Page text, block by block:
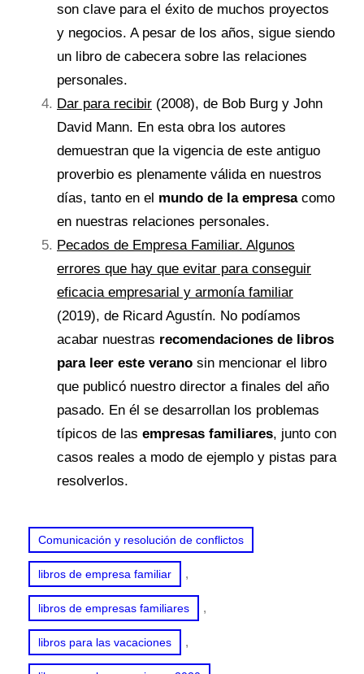
son clave para el éxito de muchos proyectos
y negocios. A pesar de los años, sigue siendo
un libro de cabecera sobre las relaciones
personales.
Dar para recibir (2008), de Bob Burg y John
David Mann. En esta obra los autores
demuestran que la vigencia de este antiguo
proverbio es plenamente válida en nuestros
días, tanto en el mundo de la empresacomo
en nuestras relaciones personales.
Pecados de Empresa Familiar. Algunos
errores que hay que evitar para conseguir
eficacia empresarial y armonía familiar
(2019), de Ricard Agustín. No podíamos
acabar nuestras recomendaciones de libros
para leer este verano sin mencionar el libro
que publicó nuestro director a finales del año
pasado. En él se desarrollan los problemas
típicos de las empresas familiares, junto con
casos reales a modo de ejemplo y pistas para
resolverlos.
Comunicación y resolución de conflictos
libros de empresa familiar ,
libros de empresas familiares ,
libros para las vacaciones ,